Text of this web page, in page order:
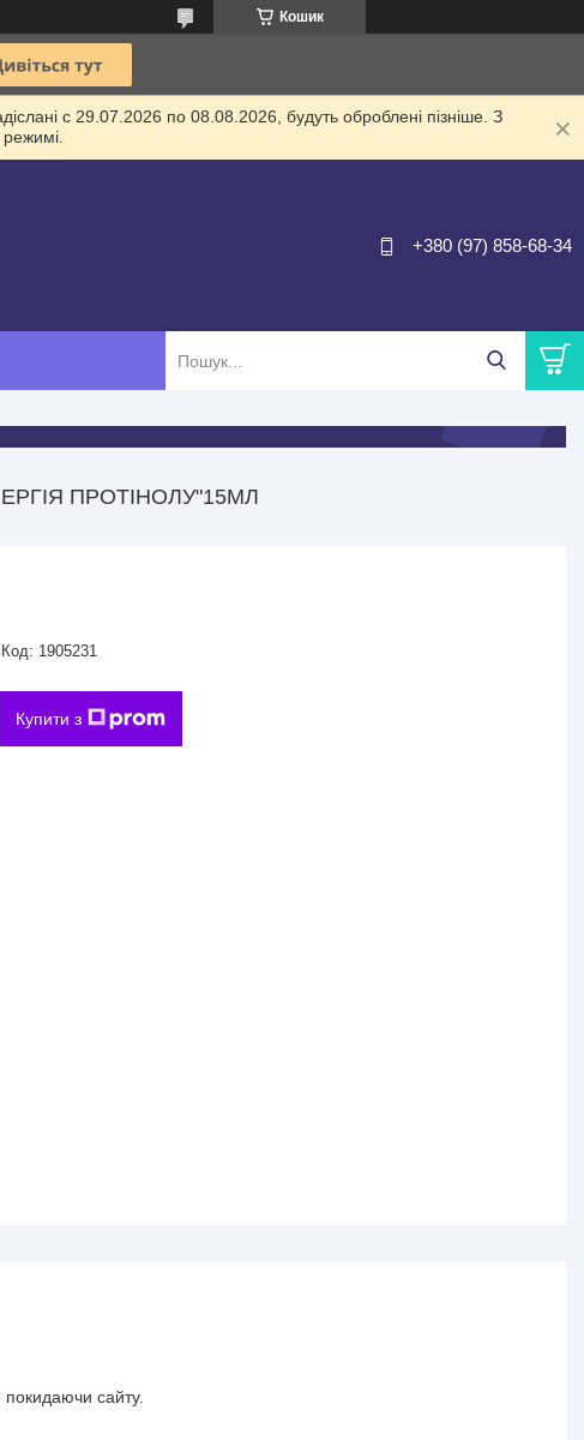
Кошик
с 29.07.2026 по 08.08.2026, будуть оброблені пізніше. З
+380 (97) 858-68-34
ПРОТІНОЛУ"15МЛ
Код: 1905231
Купити з
покидаючи сайту.